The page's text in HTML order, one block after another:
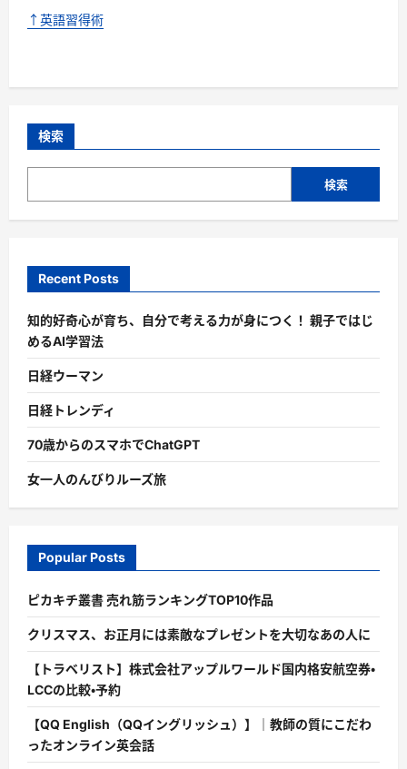
↑英語習得術
検索
検索
Recent Posts
知的好奇心が育ち、自分で考える力が身につく！ 親子ではじ
めるAI学習法
日経ウーマン
日経トレンディ
70歳からのスマホでChatGPT
女一人のんびりルーズ旅
Popular Posts
ピカキチ叢書 売れ筋ランキングTOP10作品
クリスマス、お正月には素敵なプレゼントを大切なあの人に
【トラベリスト】株式会社アップルワールド国内格安航空券・
LCCの比較・予約
【QQ English（QQイングリッシュ）】｜教師の質にこだわ
ったオンライン英会話